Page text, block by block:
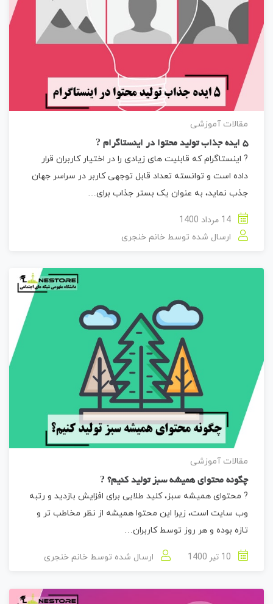
مقالات آموزشی
5 ایده جذاب تولید محتوا در اینستاگرام ?
? اینستاگرام که قابلیت های زیادی را در اختیار کاربران قرار
داده است و توانسته‌ تعداد قابل توجهی کاربر در سراسر جهان
جذب نماید، به‌ عنوان یک بستر جذاب برای…
ارسال شده توسط خانم خنجری
مقالات آموزشی
چگونه محتوای همیشه سبز تولید کنیم؟ ?
? محتوای همیشه سبز، کلید طلایی برای افزایش بازدید و رتبه
وب سایت است، زیرا این محتوا همیشه از نظر مخاطب تر و
تازه بوده و هر روز توسط کاربران…
ارسال شده توسط خانم خنجری